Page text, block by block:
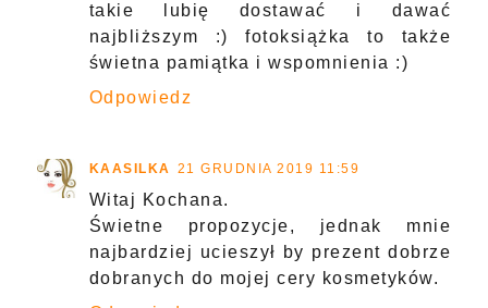
takie lubię dostawać i dawać
najbliższym :) fotoksiążka to także
świetna pamiątka i wspomnienia :)
Odpowiedz
KAASILKA 21 GRUDNIA 2019 11:59
Witaj Kochana.
Świetne propozycje, jednak mnie
najbardziej ucieszył by prezent dobrze
dobranych do mojej cery kosmetyków.